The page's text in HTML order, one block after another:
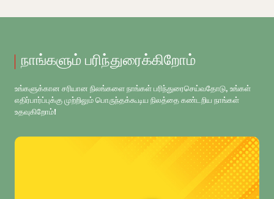
நாங்களும் பரிந்துரைக்கிறோம்
உங்களுக்கான சரியான நிலங்களை நாங்கள் பரிந்துரைசெய்வதோடு, உங்கள்
எதிர்பார்ப்புக்கு முற்றிலும் பொருந்தக்கூடிய நிலத்தை கண்டறிய நாங்கள்
உதவுகிறோம்!